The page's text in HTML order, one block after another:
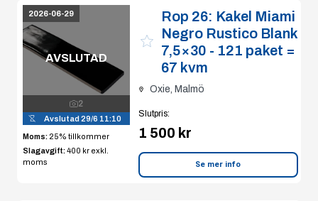
2026-06-29
AVSLUTAD
2
Avslutad29/6 11:10
Moms: 25% tillkommer
Slagavgift:400 kr exkl.
moms
Rop 26: Kakel Miami
Negro Rustico Blank
7,5×30 - 121 paket =
67 kvm
Oxie, Malmö
Slutpris:
1 500 kr
Se mer info